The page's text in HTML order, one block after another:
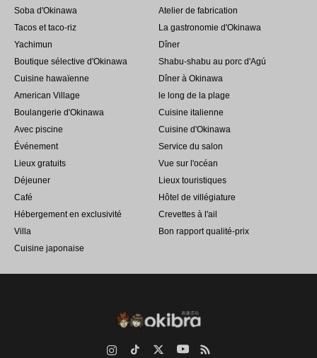
Soba d'Okinawa
Atelier de fabrication
Tacos et taco-riz
La gastronomie d'Okinawa
Yachimun
Dîner
Boutique sélective d'Okinawa
Shabu-shabu au porc d'Agú
Cuisine hawaïenne
Dîner à Okinawa
American Village
le long de la plage
Boulangerie d'Okinawa
Cuisine italienne
Avec piscine
Cuisine d'Okinawa
Événement
Service du salon
Lieux gratuits
Vue sur l'océan
Déjeuner
Lieux touristiques
Café
Hôtel de villégiature
Hébergement en exclusivité
Crevettes à l'ail
Villa
Bon rapport qualité-prix
Cuisine japonaise
YouTube RSS